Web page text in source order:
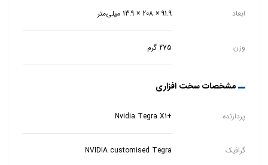
ابعاد 91.9 × 208 × 13.9 میلی‌متر
وزن 275 گرم
مشخصات سخت افزاری
پردازنده +Nvidia Tegra X1
گرافیک NVIDIA customised Tegra